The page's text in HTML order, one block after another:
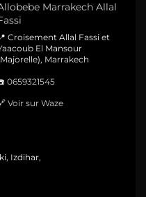
Marrakech Allal
Croisement Allal Fassi et
El Mansour
Marrakech
0659321545
Voir sur Waze
Izdihar,